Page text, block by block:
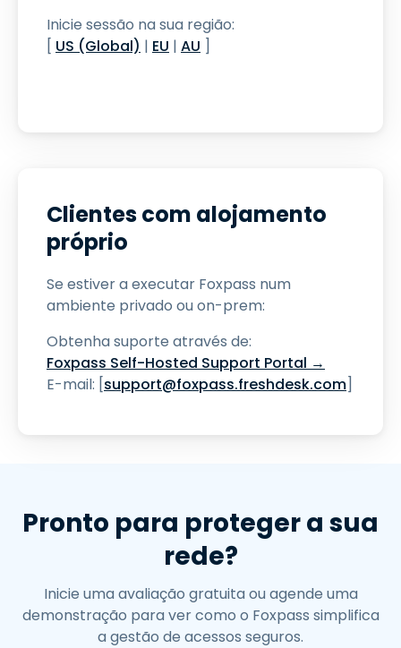
Inicie sessão na sua região:
[ US (Global) | EU | AU ]
Clientes com alojamento
próprio
Se estiver a executar Foxpass num
ambiente privado ou on-prem:
Obtenha suporte através de:
Foxpass Self-Hosted Support Portal →
E-mail: [support@foxpass.freshdesk.com]
Pronto para proteger a sua
rede?
Inicie uma avaliação gratuita ou agende uma
demonstração para ver como o Foxpass simplifica
a gestão de acessos seguros.